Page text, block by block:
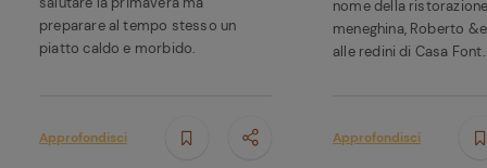
preparare al tempo stesso un
piatto caldo e morbido.
Approfondisci
nome della
meneghina, Roberto
alle redini di Casa
Approfondisci